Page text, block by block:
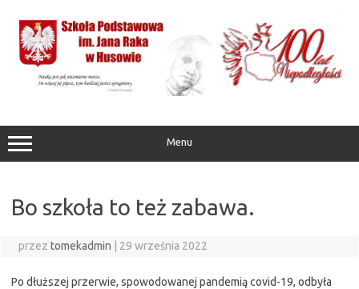
treści
Menu
Bo szkoła to też zabawa.
przez tomekadmin | 29 września 2022
Po dłuższej przerwie, spowodowanej pandemią covid-19, odbyła